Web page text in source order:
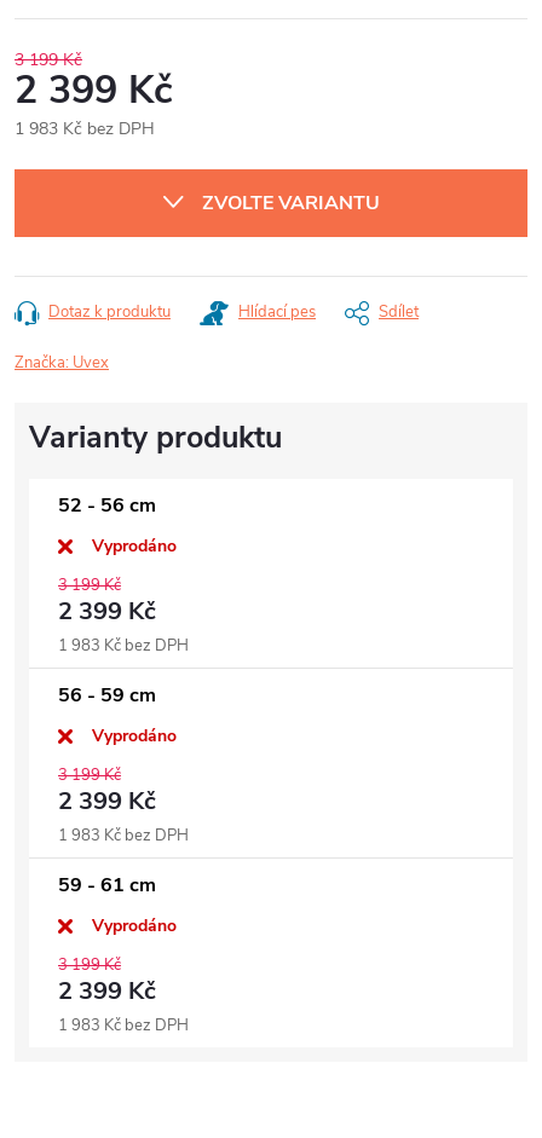
3 199 Kč
2 399 Kč
1 983 Kč bez DPH
cena:
ZVOLTE VARIANTU
Dotaz k produktu Hlídací pes Sdílet
Značka: Uvex
52 - 56 cm
Vyprodáno
3 199 Kč
2 399 Kč
1 983 Kč bez DPH
56 - 59 cm
Vyprodáno
3 199 Kč
2 399 Kč
1 983 Kč bez DPH
59 - 61 cm
Vyprodáno
3 199 Kč
2 399 Kč
1 983 Kč bez DPH